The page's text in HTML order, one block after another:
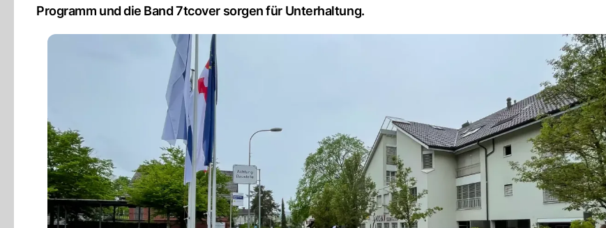
Programm und die Band 7tcover sorgen für Unterhaltung.